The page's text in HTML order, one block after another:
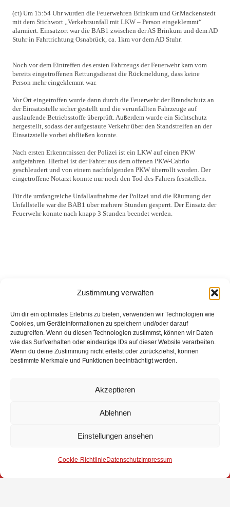
Zustimmung verwalten
Um dir ein optimales Erlebnis zu bieten, verwenden wir Technologien wie
Cookies, um Geräteinformationen zu speichern und/oder darauf
zuzugreifen. Wenn du diesen Technologien zustimmst, können wir Daten
wie das Surfverhalten oder eindeutige IDs auf dieser Website verarbeiten.
Wenn du deine Zustimmung nicht erteilst oder zurückziehst, können
bestimmte Merkmale und Funktionen beeinträchtigt werden.
Akzeptieren
Ablehnen
Einstellungen ansehen
Cookie-Richtlinie Datenschutz Impressum
(ct) Um 15:54 Uhr wurden die Feuerwehren Brinkum und Gr.Mackenstedt
mit dem Stichwort „Verkehrsunfall mit LKW – Person eingeklemmt“
alarmiert. Einsatzort war die BAB1 zwischen der AS Brinkum und dem AD
Stuhr in Fahrtrichtung Osnabrück, ca. 1km vor dem AD Stuhr.
Noch vor dem Eintreffen des ersten Fahrzeugs der Feuerwehr kam vom
bereits eingetroffenen Rettungsdienst die Rückmeldung, dass keine
Person mehr eingeklemmt war.
Vor Ort eingetroffen wurde dann durch die Feuerwehr der Brandschutz an
der Einsatzstelle sicher gestellt und die verunfallten Fahrzeuge auf
auslaufende Betriebsstoffe überprüft. Außerdem wurde ein Sichtschutz
hergestellt, sodass der aufgestaute Verkehr über den Standstreifen an der
Einsatzstelle vorbei abfließen konnte.
Nach ersten Erkenntnissen der Polizei ist ein LKW auf einen PKW
aufgefahren. Hierbei ist der Fahrer aus dem offenen PKW-Cabrio
geschleudert und von einem nachfolgenden PKW überrollt worden. Der
eingetroffene Notarzt konnte nur noch den Tod des Fahrers feststellen.
Für die umfangreiche Unfallaufnahme der Polizei und die Räumung der
Unfallstelle war die BAB1 über mehrere Stunden gesperrt. Der Einsatz der
Feuerwehr konnte nach knapp 3 Stunden beendet werden.
Eingesetzte Kräfte: Feuerwehr Brinkum +++ Feuerwehr
Groß Mackenstedt +++ Rettungsdienst +++
Autobahnpolizei